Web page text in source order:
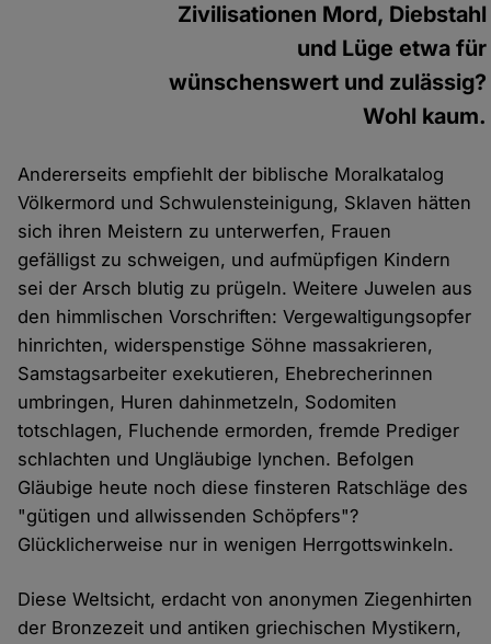
Zivilisationen Mord, Diebstahl
und Lüge etwa für
wünschenswert und zulässig?
Wohl kaum.
Andererseits empfiehlt der biblische Moralkatalog
Völkermord und Schwulensteinigung, Sklaven hätten
sich ihren Meistern zu unterwerfen, Frauen
gefälligst zu schweigen, und aufmüpfigen Kindern
sei der Arsch blutig zu prügeln. Weitere Juwelen aus
den himmlischen Vorschriften: Vergewaltigungsopfer
hinrichten, widerspenstige Söhne massakrieren,
Samstagsarbeiter exekutieren, Ehebrecherinnen
umbringen, Huren dahinmetzeln, Sodomiten
totschlagen, Fluchende ermorden, fremde Prediger
schlachten und Ungläubige lynchen. Befolgen
Gläubige heute noch diese finsteren Ratschläge des
"gütigen und allwissenden Schöpfers"?
Glücklicherweise nur in wenigen Herrgottswinkeln.
Diese Weltsicht, erdacht von anonymen Ziegenhirten
der Bronzezeit und antiken griechischen Mystikern,